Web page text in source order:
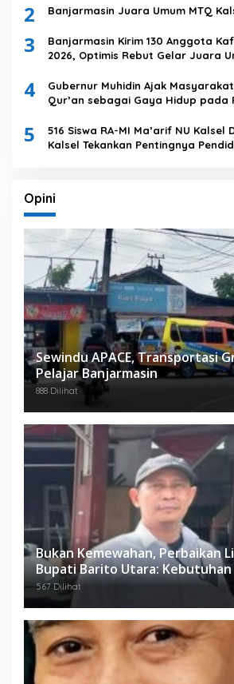
2 Banjarmasin Juara Umum MTQ
3
Banjarmasin Kirim 130 Anggota
2026, Optimis Rebut Gelar Juara
4
Gubernur Muhidin Ajak
Qur’an sebagai Gaya Hidup pada
5
516 Siswa RA-MI Ma’arif NU Kalsel
Kalsel Tekankan Pentingnya
Opini
Sewindu APACE, Transportasi
Pelajar Banjarmasin
888 Dilihat
Bukan Kemewahan, Perbaikan
Bupati Barito Utara: Kebutuhan
567 Dilihat